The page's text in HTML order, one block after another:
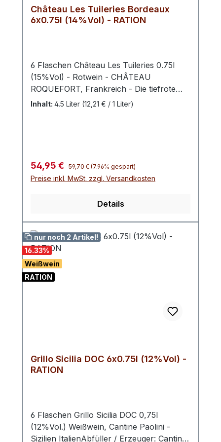
Château Les Tuileries Bordeaux
6x0.75l (14%Vol) - RATION
6 Flaschen Château Les Tuileries 0.75l
(15%Vol) - Rotwein - CHÂTEAU
ROQUEFORT, Frankreich - Die tiefrote
Farbe birgt Aromen von schwarzer
Inhalt: 4.5 Liter (12,21 € / 1 Liter)
Verkaufspreis:
54,95 € Regulärer Preis:
59,70 € (7.96% gespart)
Preise inkl. MwSt. zzgl. Versandkosten
Details
nur noch 2 Artikel!
16.33%
Weißwein
RATION
Grillo Sicilia DOC 6x0.75l (12%Vol) -
RATION
6 Flaschen Grillo Sicilia DOC 0,75l
(12%Vol.) Weißwein, Cantine Paolini -
Sizilien ItalienAbfüller / Erzeuger: Cantina